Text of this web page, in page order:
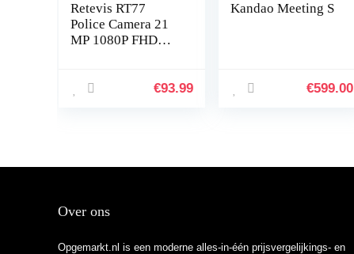
Retevis RT77
Police Camera 21
MP 1080P FHD
Loop-opname
€93.99
Kandao Meeting S
€599.00
Over ons
Opgemarkt.nl is een moderne alles-in-één prijsvergelijkings- en